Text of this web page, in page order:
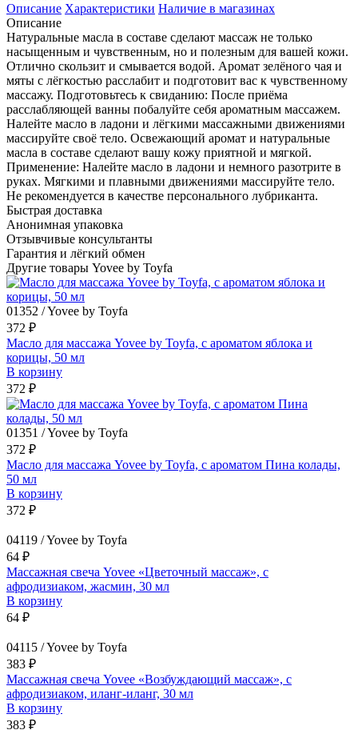
Описание Характеристики Наличие в магазинах
Описание
Натуральные масла в составе сделают массаж не только
насыщенным и чувственным, но и полезным для вашей кожи.
Отлично скользит и смывается водой. Аромат зелёного чая и
мяты с лёгкостью расслабит и подготовит вас к чувственному
массажу. Подготовьтесь к свиданию: После приёма
расслабляющей ванны побалуйте себя ароматным массажем.
Налейте масло в ладони и лёгкими массажными движениями
массируйте своё тело. Освежающий аромат и натуральные
масла в составе сделают вашу кожу приятной и мягкой.
Применение: Налейте масло в ладони и немного разотрите в
руках. Мягкими и плавными движениями массируйте тело.
Не рекомендуется в качестве персонального лубриканта.
Быстрая доставка
Анонимная упаковка
Отзывчивые консультанты
Гарантия и лёгкий обмен
Другие товары Yovee by Toyfa
01352 / Yovee by Toyfa
372 ₽
Масло для массажа Yovee by Toyfa, с ароматом яблока и
корицы, 50 мл
В корзину
372 ₽
01351 / Yovee by Toyfa
372 ₽
Масло для массажа Yovee by Toyfa, с ароматом Пина колады,
50 мл
В корзину
372 ₽
04119 / Yovee by Toyfa
64 ₽
Массажная свеча Yovee «Цветочный массаж», с
афродизиаком, жасмин, 30 мл
В корзину
64 ₽
04115 / Yovee by Toyfa
383 ₽
Массажная свеча Yovee «Возбуждающий массаж», с
афродизиаком, иланг-иланг, 30 мл
В корзину
383 ₽